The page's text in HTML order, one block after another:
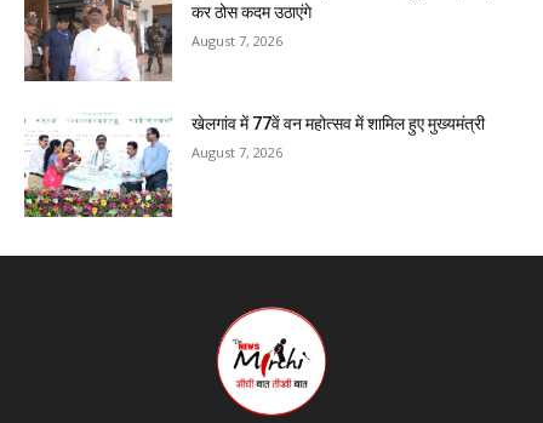
कर ठोस कदम उठाएंगे
August 7, 2026
खेलगांव में 77वें वन महोत्सव में शामिल हुए मुख्यमंत्री
August 7, 2026